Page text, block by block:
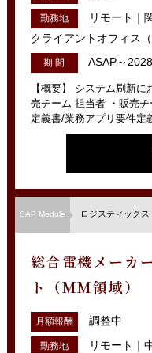
勤務地
リモート｜
クライアントオフィス（
期 間 ASAP～
【概要】 システム刷新
売チーム 担当者 ・販売
定義書/業務アプリ要件定
SAP Module ロジスティックス
総合電機メーカ
ト（MM領域）
月額報酬 調整中
勤務地
リモート｜